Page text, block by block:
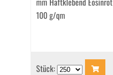
100 g/qm
Stück: